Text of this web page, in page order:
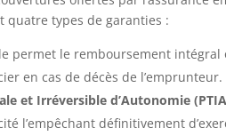
quatre types de garanties :
permet le remboursement
en cas de décès de l’emprunteur.
et Irréversible d’Autonomie
l’empêchant définitivement